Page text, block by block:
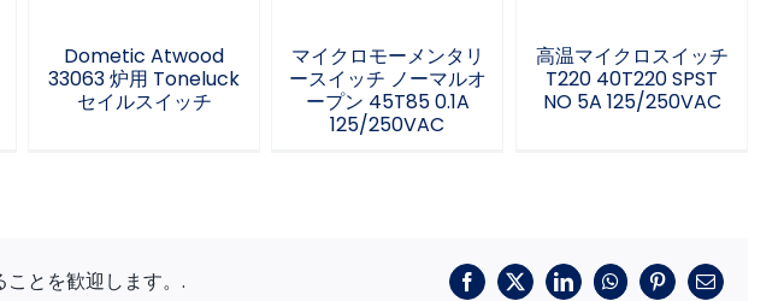
Dometic Atwood
33063 炉用 Toneluck
セイルスイッチ
マイクロモーメンタリ
ースイッチ ノーマルオ
ープン 45T85 0.1A
125/250VAC
高温マイクロスイッチ
T220 40T220 SPST
NO 5A 125/250VAC
とを歓迎します。.
フ
X
リ
ワ
ピ
メ